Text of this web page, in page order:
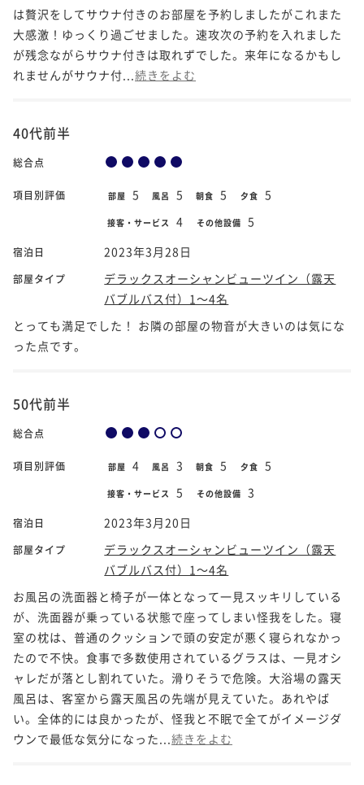
は贅沢をしてサウナ付きのお部屋を予約しましたがこれまた
大感激！ゆっくり過ごせました。速攻次の予約を入れました
が残念ながらサウナ付きは取れずでした。来年になるかもし
れませんがサウナ付... 続きをよむ
40代前半
総合点
項目別評価 部屋 5 風呂 5 朝食 5 夕食 5
接客・サービス 4 その他設備 5
宿泊日 2023年3月28日
部屋タイプ
デラックスオーシャンビューツイン（露天
バブルバス付）1～4名
とっても満足でした！ お隣の部屋の物音が大きいのは気にな
った点です。
50代前半
総合点
項目別評価 部屋 4 風呂 3 朝食 5 夕食 5
接客・サービス 5 その他設備 3
宿泊日 2023年3月20日
部屋タイプ
デラックスオーシャンビューツイン（露天
バブルバス付）1～4名
お風呂の洗面器と椅子が一体となって一見スッキリしている
が、洗面器が乗っている状態で座ってしまい怪我をした。寝
室の枕は、普通のクッションで頭の安定が悪く寝られなかっ
たので不快。食事で多数使用されているグラスは、一見オシ
ャレだが落とし割れていた。滑りそうで危険。大浴場の露天
風呂は、客室から露天風呂の先端が見えていた。あれやば
い。全体的には良かったが、怪我と不眠で全てがイメージダ
ウンで最低な気分になった... 続きをよむ